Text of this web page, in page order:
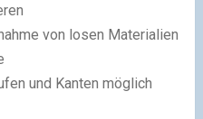
von losen Materialien
und Kanten möglich